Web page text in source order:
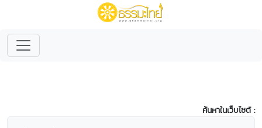
ค้นหาในเว็บไซต์ :